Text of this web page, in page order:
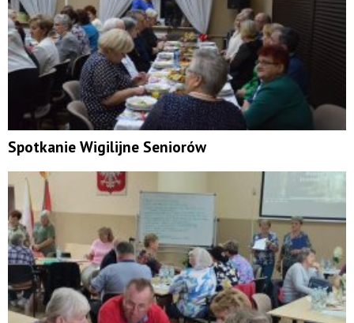
Spotkanie Wigilijne Seniorów